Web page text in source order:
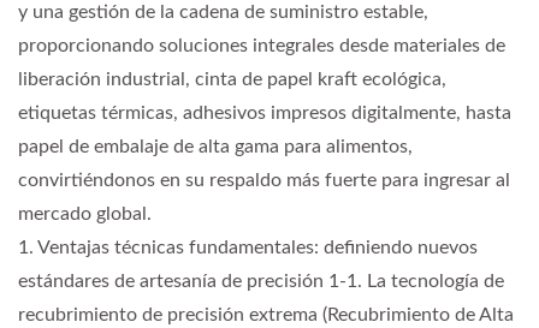
y una gestión de la cadena de suministro estable,
proporcionando soluciones integrales desde materiales de
liberación industrial, cinta de papel kraft ecológica,
etiquetas térmicas, adhesivos impresos digitalmente, hasta
papel de embalaje de alta gama para alimentos,
convirtiéndonos en su respaldo más fuerte para ingresar al
mercado global.
1. Ventajas técnicas fundamentales: definiendo nuevos
estándares de artesanía de precisión 1-1. La tecnología de
recubrimiento de precisión extrema (Recubrimiento de Alta